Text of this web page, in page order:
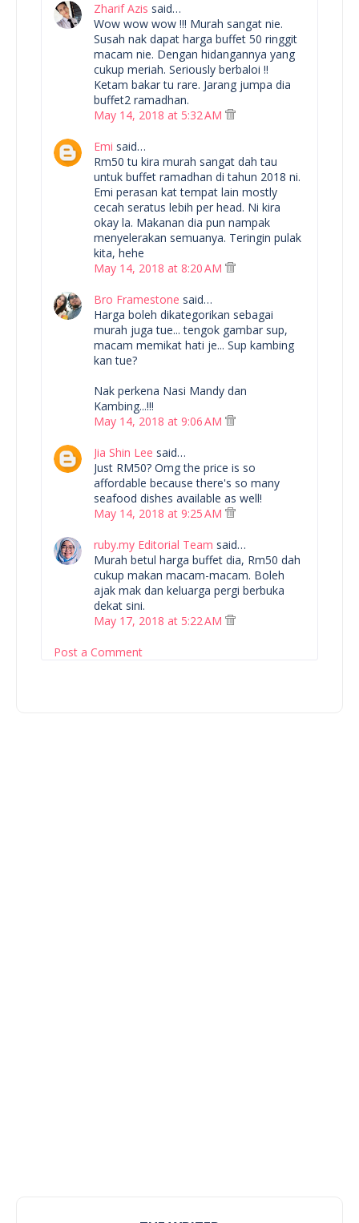
Zharif Azis said…
Wow wow wow !!! Murah sangat nie.
Susah nak dapat harga buffet 50 ringgit
macam nie. Dengan hidangannya yang
cukup meriah. Seriously berbaloi !!
Ketam bakar tu rare. Jarang jumpa dia
buffet2 ramadhan.
May 14, 2018 at 5:32 AM
Emi said…
Rm50 tu kira murah sangat dah tau
untuk buffet ramadhan di tahun 2018 ni.
Emi perasan kat tempat lain mostly
cecah seratus lebih per head. Ni kira
okay la. Makanan dia pun nampak
menyelerakan semuanya. Teringin pulak
kita, hehe
May 14, 2018 at 8:20 AM
Bro Framestone said…
Harga boleh dikategorikan sebagai
murah juga tue... tengok gambar sup,
macam memikat hati je... Sup kambing
kan tue?
Nak perkena Nasi Mandy dan
Kambing...!!!
May 14, 2018 at 9:06 AM
Jia Shin Lee said…
Just RM50? Omg the price is so
affordable because there's so many
seafood dishes available as well!
May 14, 2018 at 9:25 AM
ruby.my Editorial Team said…
Murah betul harga buffet dia, Rm50 dah
cukup makan macam-macam. Boleh
ajak mak dan keluarga pergi berbuka
dekat sini.
May 17, 2018 at 5:22 AM
Post a Comment